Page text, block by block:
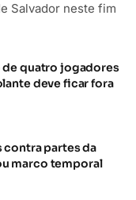
Salvador neste fim
de quatro jogadores
deve ficar fora
contra partes da
marco temporal